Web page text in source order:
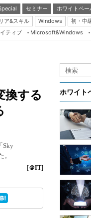
セミナー
ホワイトペー
ア&スキル Windows 初・中
Server & Storage
Java Agile
Database Expert
Master of IP Network
Security & Trust
ティブ Microsoft&Windows
換する
Sky
[＠IT]
ホワイト